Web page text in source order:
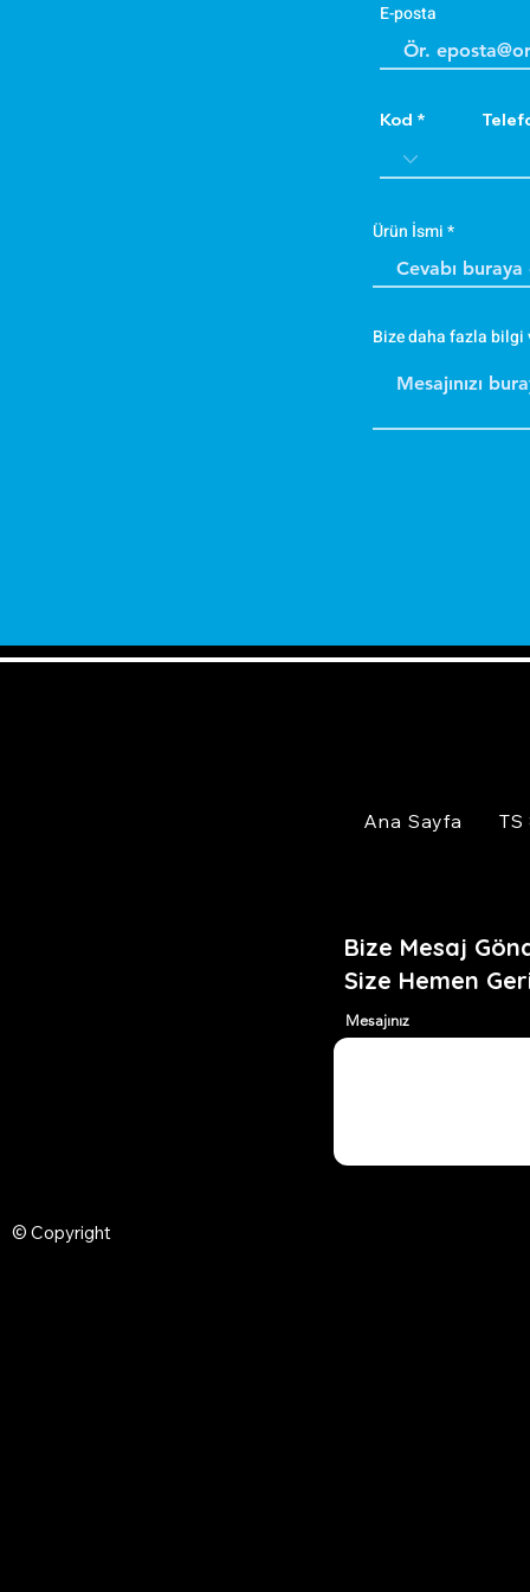
E-posta
Kod
Ürün İsmi
Bize daha fazla bilgi
Ana Sayfa TS
Bize Mesaj
Size Hemen
Mesajınız
© Copyright